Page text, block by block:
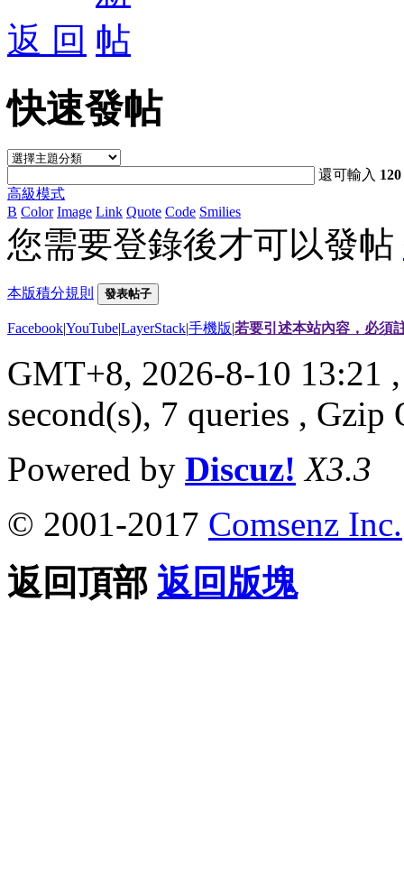
返 回
快速發帖
還可輸入 120
高級模式
B Color Image Link Quote Code Smilies
您需要登錄後才可以發帖
本版積分規則 發表帖子
Facebook|YouTube|LayerStack|手機版|若要引述本站內容，必須
GMT+8, 2026-8-10 13:21
second(s), 7 queries , Gzip
Powered by Discuz! X3.3
© 2001-2017 Comsenz Inc.
返回頂部 返回版塊